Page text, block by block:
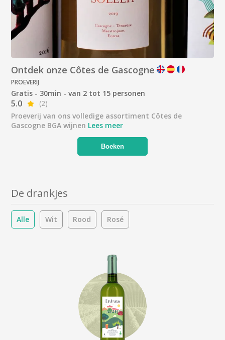
Ontdek onze Côtes de Gascogne
PROEVERIJ
Gratis - 30min - van 2 tot 15 personen
5.0
(2)
Proeverij van ons volledige assortiment Côtes de
Gascogne BGA wijnen Lees meer
Boeken
De drankjes
Alle Wit Rood Rosé